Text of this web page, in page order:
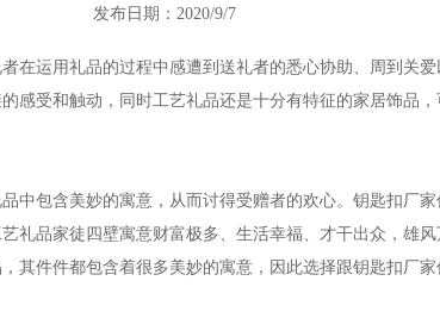
发布日期：2020/9/7
在运用礼品的过程中感遭到送礼者的悉心协助、周到关
感受和触动，同时工艺礼品还是十分有特征的家居饰品
中包含美妙的寓意，从而讨得受赠者的欢心。钥匙扣厂
礼品家徒四壁寓意财富极多、生活幸福、才干出众，雄
其件件都包含着很多美妙的寓意，因此选择跟钥匙扣厂